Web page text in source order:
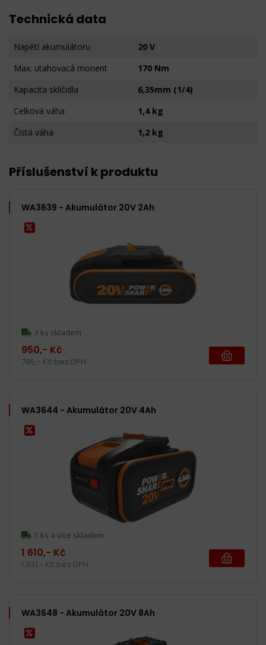
Technická data
Napětí akumulátoru
20 V
Max. utahovacá monent
170 Nm
Kapacita sklíčidla
6,35mm (1/4)
Celková váha
1,4 kg
Čistá váha
1,2 kg
Příslušenství k produktu
WA3639 - Akumulátor 20V 2Ah
3 ks skladem
950,- Kč
785,- Kč bez DPH
WA3644 - Akumulátor 20V 4Ah
5 ks a více skladem
1 610,- Kč
1 331,- Kč bez DPH
WA3648 - Akumulátor 20V 8Ah